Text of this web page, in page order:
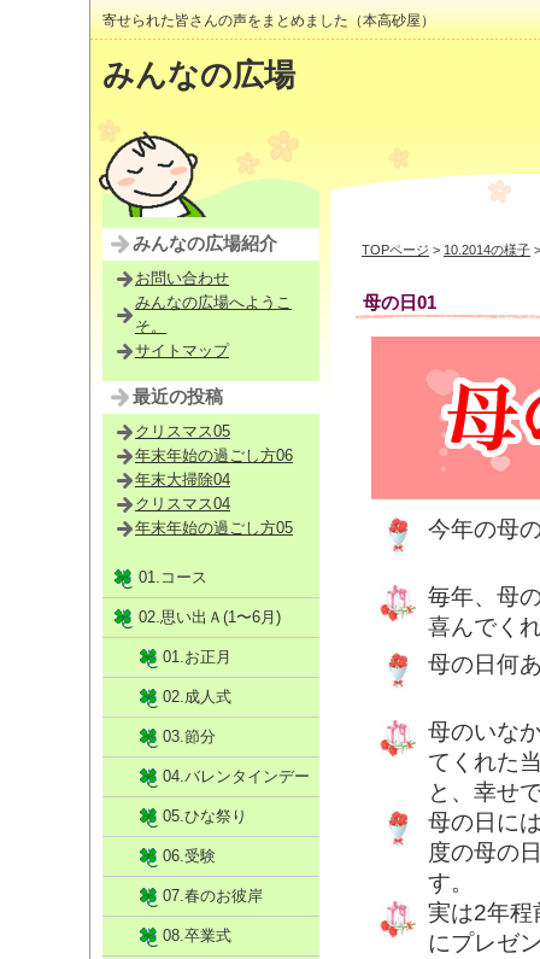
寄せられた皆さんの声をまとめました（本高砂屋）
みんなの広場
TOPページ > 10.2014の様子
母の日01
今年の母
毎年、母
喜んでく
母の日何
母のいな
てくれた
と、幸せ
母の日に
度の母の
す。
実は2年程
にプレゼ
みんなの広場紹介
お問い合わせ
みんなの広場へようこ
そ。
サイトマップ
最近の投稿
クリスマス05
年末年始の過ごし方06
年末大掃除04
クリスマス04
年末年始の過ごし方05
01.コース
02.思い出Ａ(1〜6月)
01.お正月
02.成人式
03.節分
04.バレンタインデー
05.ひな祭り
06.受験
07.春のお彼岸
08.卒業式